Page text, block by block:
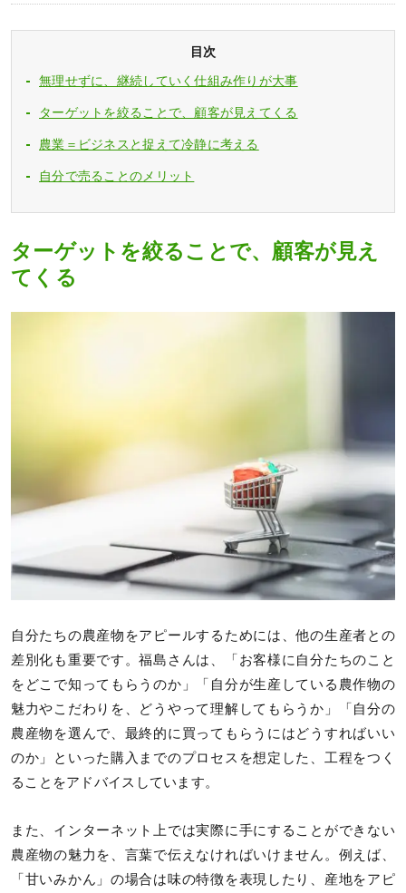
目次
無理せずに、継続していく仕組み作りが大事
ターゲットを絞ることで、顧客が見えてくる
農業＝ビジネスと捉えて冷静に考える
自分で売ることのメリット
ターゲットを絞ることで、顧客が見え
てくる
自分たちの農産物をアピールするためには、他の生産者との
差別化も重要です。福島さんは、「お客様に自分たちのこと
をどこで知ってもらうのか」「自分が生産している農作物の
魅力やこだわりを、どうやって理解してもらうか」「自分の
農産物を選んで、最終的に買ってもらうにはどうすればいい
のか」といった購入までのプロセスを想定した、工程をつく
ることをアドバイスしています。
また、インターネット上では実際に手にすることができない
農産物の魅力を、言葉で伝えなければいけません。例えば、
「甘いみかん」の場合は味の特徴を表現したり、産地をアピ